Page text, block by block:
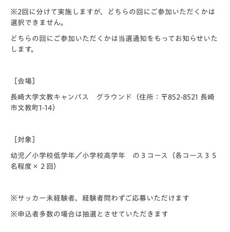
※2回に分けて実施しますが、どちらの回にご参加いただくかは
選択できません。
どちらの回にご参加いただくかは当選通知をもってお知らせいた
します。
［会場］
長崎大学文教キャンパス グラウンド（住所：〒852-8521 長崎
市文教町1-14）
［対象］
幼児／小学校低学年／小学校高学年 の３コース（各コース３５
名程度×２回）
※サッカー未経験者、経験者問わずご応募いただけます
※申込者多数の場合は抽選とさせていただきます